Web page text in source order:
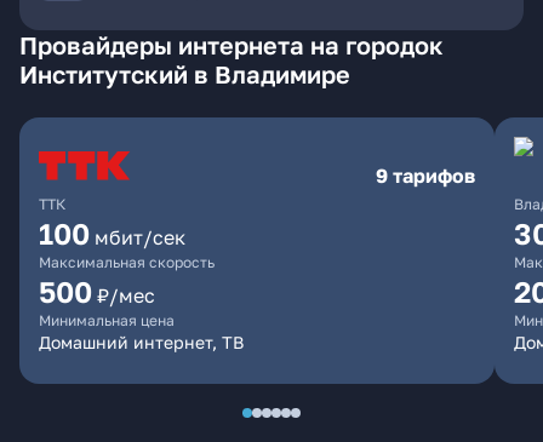
Провайдеры интернета на городок
Институтский в Владимире
ТТК
9 тарифов
100 мбит/сек
Максимальная скорость
500 ₽/мес
Минимальная цена
Домашний интернет, ТВ